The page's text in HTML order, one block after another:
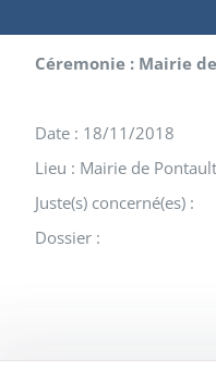
Céremonie : Mairie
Date : 18/11/2018
Lieu : Mairie de
Juste(s) concerné(es) :
Dossier :